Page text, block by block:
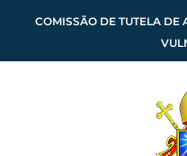
COMISSÃO DE TUTELA DE